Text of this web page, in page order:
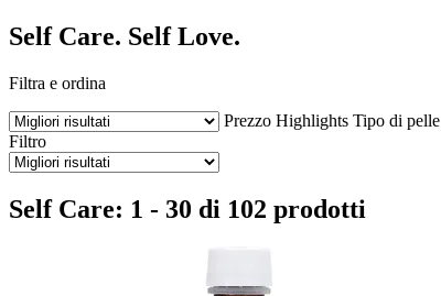
Self Care. Self Love.
Filtra e ordina
Prezzo Highlights Tipo di pelle
Filtro
Self Care: 1 - 30 di 102 prodotti